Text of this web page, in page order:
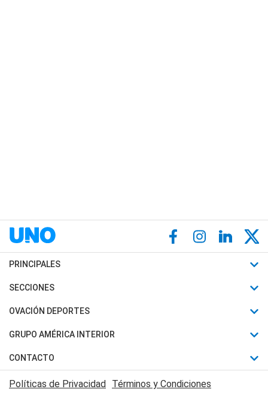
PRINCIPALES
Últimas Noticias
Política
Judiciales
Economia
SECCIONES
Horóscopo
Motores
Trucos caseros
Series y Películas
OVACIÓN DEPORTES
Fútbol
Mundial
Automovilismo
Rugby
GRUPO AMÉRICA INTERIOR
Canal 7 en Vivo
CONTACTO
Acerca de Nosotros
Políticas de Privacidad Términos y Condiciones